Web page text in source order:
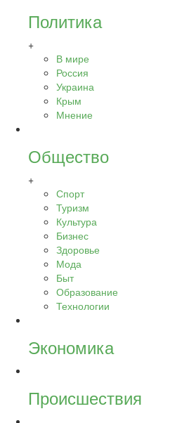
Политика
+
В мире
Россия
Украина
Крым
Мнение
Общество
+
Спорт
Туризм
Культура
Бизнес
Здоровье
Мода
Быт
Образование
Технологии
Экономика
Происшествия